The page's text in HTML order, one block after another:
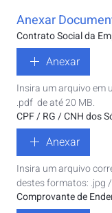
Anexar
Contrato Social da
Anexar
Insira um arquivo em
.pdf  de até 20 MB.
CPF / RG / CNH dos
Anexar
Insira um arquivo
destes formatos: .jpg
Comprovante de